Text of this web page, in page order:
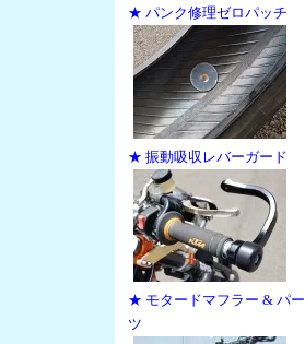
★ パンク修理ゼロパッチ
★ 振動吸収レバーガード
★ モタードマフラー & パー
ツ